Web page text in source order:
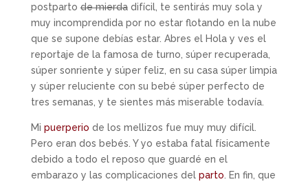
postpartode mierdadifícil, te sentirás muy sola y
muy incomprendida por no estar flotando en la nube
que se supone debías estar. Abres el Hola y ves el
reportaje de la famosa de turno, súper recuperada,
súper sonriente y súper feliz, en su casa súper limpia
y súper reluciente con su bebé súper perfecto de
tres semanas, y te sientes más miserable todavía.
Mi puerperio de los mellizos fue muy muy difícil.
Pero eran dos bebés. Y yo estaba fatal físicamente
debido a todo el reposo que guardé en el
embarazo y las complicaciones del parto . En fin, que